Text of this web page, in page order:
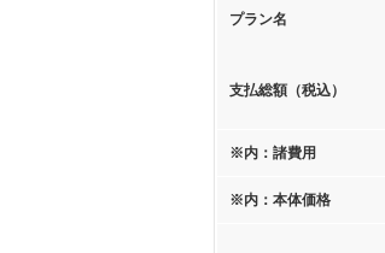
プラン名
支払総額（税込）
※内：諸費用
※内：本体価格